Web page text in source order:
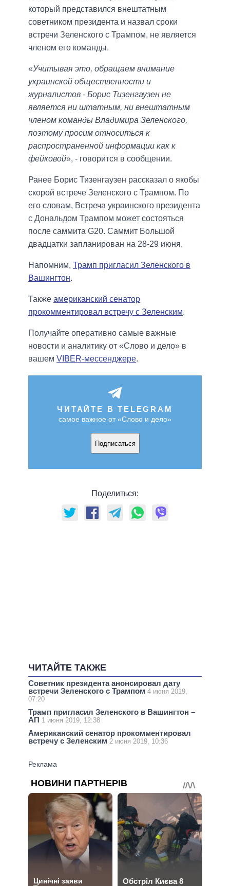
который представился внештатным
советником президента и назвал сроки
встречи Зеленского с Трампом, не является
членом его команды.
«Учитывая это, обращаем внимание
украинской общественности и
журналистов - Борис Тизенгаузен не
является ни штатным, ни внештатным
членом команды Владимира Зеленского,
поэтому просим относиться к
распространенной информации как к
фейковой», - говорится в сообщении.
Ранее Борис Тизенгаузен рассказал о якобы
скорой встрече Зеленского с Трампом. По
его словам, Встреча украинского президента
с Дональдом Трампом может состояться
после саммита G20. Саммит Большой
двадцатки запланирован на 28-29 июня.
Напомним, Трамп пригласил Зеленского в
Вашингтон.
Также американский сенатор
прокомментировал встречу с Зеленским.
Получайте оперативно самые важные
новости и аналитику от «Слово и дело» в
вашем VIBER-мессенджере.
ЧИТАЙТЕ В TELEGRAM
самое важное от «Слово и дело»
Подписаться
Поделиться:
ЧИТАЙТЕ ТАКЖЕ
Советник президента анонсировал дату
встречи Зеленского с Трампом 4 июня 2019,
07:20
Трамп пригласил Зеленского в Вашингтон –
АП 1 июня 2019, 12:38
Американский сенатор прокомментировал
встречу с Зеленским 2 июня 2019, 10:36